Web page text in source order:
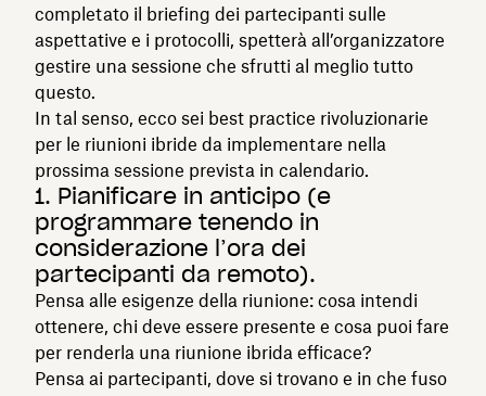
completato il briefing dei partecipanti sulle
aspettative e i protocolli, spetterà all’organizzatore
gestire una sessione che sfrutti al meglio tutto
questo.
In tal senso, ecco sei best practice rivoluzionarie
per le riunioni ibride da implementare nella
prossima sessione prevista in calendario.
1. Pianificare in anticipo (e
programmare tenendo in
considerazione l’ora dei
partecipanti da remoto).
Pensa alle esigenze della riunione: cosa intendi
ottenere, chi deve essere presente e cosa puoi fare
per renderla una riunione ibrida efficace?
Pensa ai partecipanti, dove si trovano e in che fuso